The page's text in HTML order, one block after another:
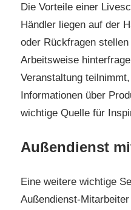
Die Vorteile einer
Händler liegen auf der
oder Rückfragen
Arbeitsweise
Veranstaltung
Informationen über
wichtige Quelle für
Außendienst
Eine weitere wichtige
Außendienst-